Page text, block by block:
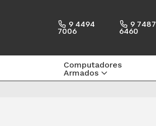
9 4494
7006
9 7487
6460
Computadores
Armados